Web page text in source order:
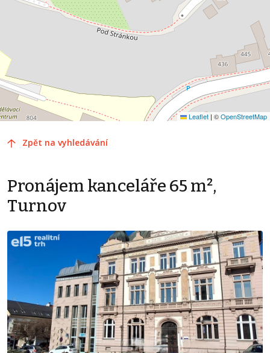
Leaflet | ©OpenStreetMap
Zpět na vyhledávání
Pronájem kanceláře 65 m²,
Turnov